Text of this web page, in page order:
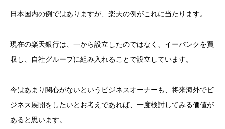
日本国内の例ではありますが、楽天の例がこれに当たります。
現在の楽天銀行は、一から設立したのではなく、イーバンクを買
収し、自社グループに組み入れることで設立しています。
今はあまり関心がないというビジネスオーナーも、将来海外でビ
ジネス展開をしたいとお考えであれば、一度検討してみる価値が
あると思います。